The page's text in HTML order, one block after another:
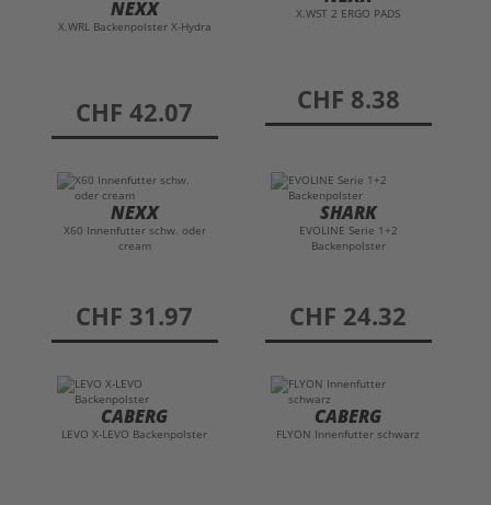
NEXX
X.WRL Backenpolster X-Hydra
preis
CHF 42.07
X.WST 2 ERGO PADS
preis
CHF 8.38
NEXX
X60 Innenfutter schw. oder
cream
preis
CHF 31.97
SHARK
EVOLINE Serie 1+2
Backenpolster
preis
CHF 24.32
CABERG
LEVO X-LEVO Backenpolster
CABERG
FLYON Innenfutter schwarz